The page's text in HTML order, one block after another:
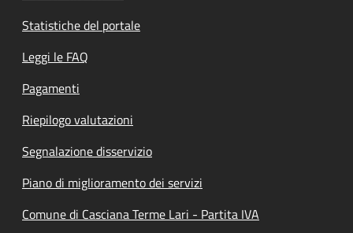
Statistiche del portale
Leggi le FAQ
Pagamenti
Riepilogo valutazioni
Segnalazione disservizio
Piano di miglioramento dei servizi
Comune di Casciana Terme Lari - Partita IVA